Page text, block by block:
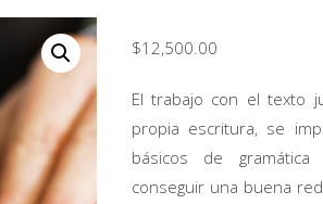
$12,500.00
El trabajo con el texto
propia escritura, se
básicos de
conseguir una buena